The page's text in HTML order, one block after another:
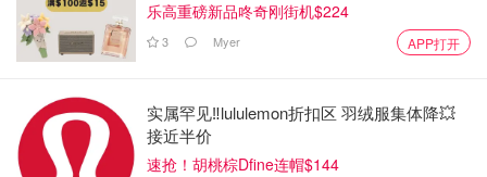
乐高重磅新品咚奇刚街机$224
3 Myer APP打开
实属罕见‼️lululemon折扣区 羽绒服集体降💥
接近半价
速抢！胡桃棕Dfine连帽$144